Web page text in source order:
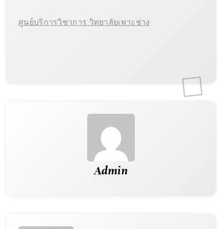
ศูนย์บริการวิชาการ วิทยาลัยเพาะช่าง
Admin